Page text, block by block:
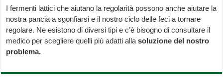
I fermenti lattici che aiutano la regolarità possono anche aiutare la
nostra pancia a sgonfiarsi e il nostro ciclo delle feci a tornare
regolare. Ne esistono di diversi tipi e c’è bisogno di consultare il
medico per scegliere quelli più adatti allasoluzione del nostro
problema.